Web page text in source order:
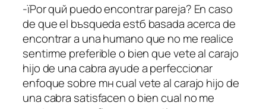
-їPor quй puedo encontrar pareja? En caso
de que el bъsqueda estб basada acerca de
encontrar a una humano que no me realice
sentirme preferible o bien que vete al carajo
hijo de una cabra ayude a perfeccionar
enfoque sobre mн cual vete al carajo hijo de
una cabra satisfacen o bien cual no me